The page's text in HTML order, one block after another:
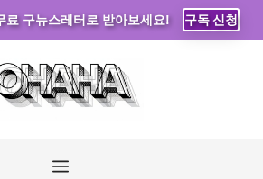
료 구뉴스레터로 받아보세요! 구독 신청
메